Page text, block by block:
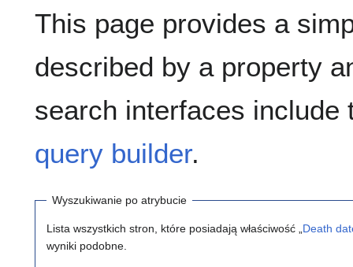
This page provides a
described by a property
search interfaces include
query builder.
Wyszukiwanie po atrybucie
Lista wszystkich stron, które posiadają właściwość „ Death
wyniki podobne.